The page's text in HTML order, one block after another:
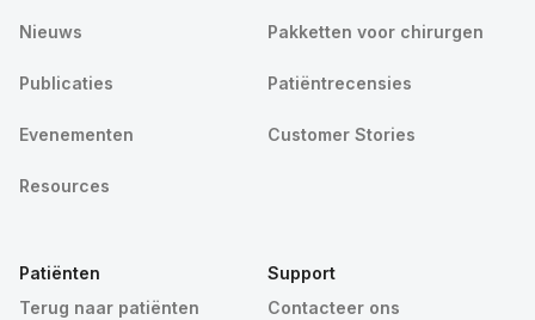
Nieuws
Publicaties
Evenementen
Resources
Pakketten voor chirurgen
Patiëntrecensies
Customer Stories
Patiënten
Terug naar patiënten
Support
Contacteer ons